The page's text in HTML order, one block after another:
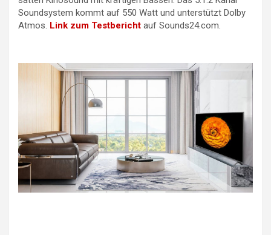
Soundsystem kommt auf 550 Watt und unterstützt Dolby
Atmos. Link zum Testbericht auf Sounds24.com.